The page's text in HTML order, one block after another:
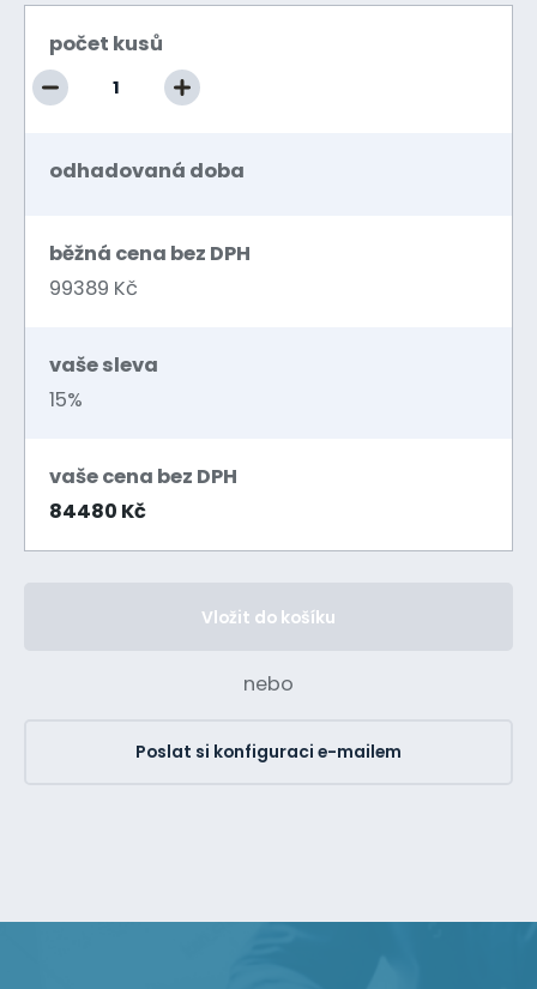
počet kusů
odhadovaná doba
běžná cena bez DPH
99389 Kč
vaše sleva
15%
vaše cena bez DPH
84480 Kč
Vložit do košíku
nebo
Poslat si konfiguraci e-mailem